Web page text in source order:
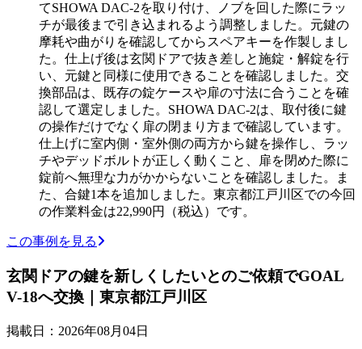
てSHOWA DAC-2を取り付け、ノブを回した際にラッ
チが最後まで引き込まれるよう調整しました。元鍵の
摩耗や曲がりを確認してからスペアキーを作製しまし
た。仕上げ後は玄関ドアで抜き差しと施錠・解錠を行
い、元鍵と同様に使用できることを確認しました。交
換部品は、既存の錠ケースや扉の寸法に合うことを確
認して選定しました。SHOWA DAC-2は、取付後に鍵
の操作だけでなく扉の閉まり方まで確認しています。
仕上げに室内側・室外側の両方から鍵を操作し、ラッ
チやデッドボルトが正しく動くこと、扉を閉めた際に
錠前へ無理な力がかからないことを確認しました。ま
た、合鍵1本を追加しました。東京都江戸川区での今回
の作業料金は22,990円（税込）です。
この事例を見る
玄関ドアの鍵を新しくしたいとのご依頼でGOAL
V-18へ交換｜東京都江戸川区
掲載日：2026年08月04日